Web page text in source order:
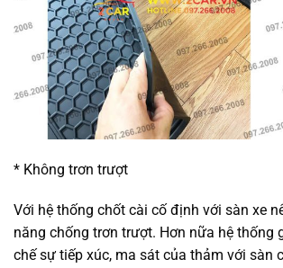
* Không trơn trượt
Với hệ thống chốt cài cố định với sàn xe
năng chống trơn trượt. Hơn nữa hệ thống
chế sự tiếp xúc, ma sát của thảm với sàn